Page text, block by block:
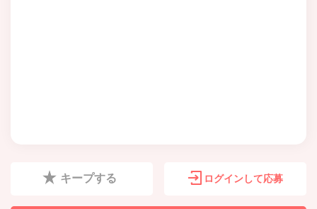
キープする ログインして応募